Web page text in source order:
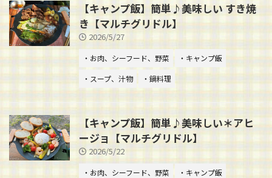
【キャンプ飯】簡単♪美味しい すき焼
き【マルチグリドル】
2026/5/27
・お肉、シーフード、野菜
・キャンプ飯
・スープ、汁物
・鍋料理
【キャンプ飯】簡単♪美味しい＊アヒ
ージョ【マルチグリドル】
2026/5/22
・お肉、シーフード、野菜
・キャンプ飯